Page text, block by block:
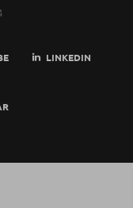
LINKEDIN